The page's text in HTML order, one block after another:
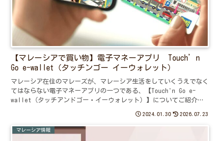
【マレーシアで買い物】電子マネーアプリ Touch’n
Go e-wallet（タッチンゴー イーウォレット）
マレーシア在住のマレーズが、マレーシア生活をしていくうえでなく
てはならない電子マネーアプリの一つである、【Touch'n Go e-
wallet（タッチアンドゴー・イーウォレット）】についてご紹介し
2024.01.30 2026.07.23
マレーシア情報